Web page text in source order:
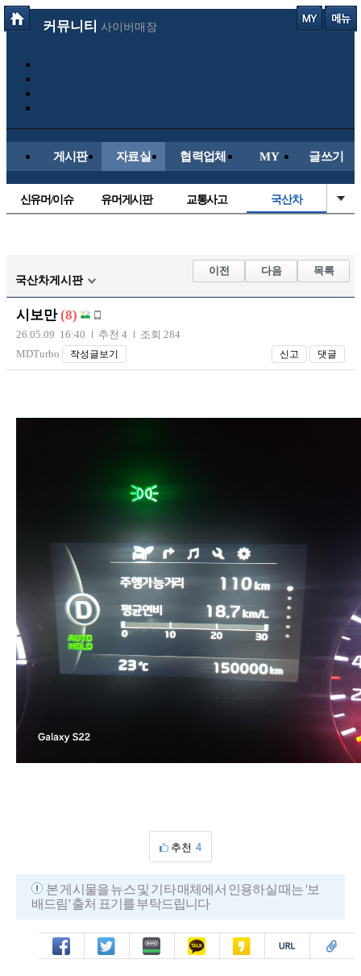
커뮤니티 사이버매장
게시판 자료실 협력업체 MY 글쓰기
신유머/이슈 유머게시판 교통사고 국산차
자유사진 군사/무기
트럭/버스
장착시공사진
국산차게시판
이전 다음 목록
시보만 (8)
26.05.09 16:40 추천 4
조회 284
MDTurbo
작성글보기 신고 댓글
추천 4
본 게시물을 뉴스 및 기타 매체에서 인용하실 때는 '보
배드림' 출처 표기를 부탁드립니다
페북 트윗 밴드 카톡 카스 복사 스크랩